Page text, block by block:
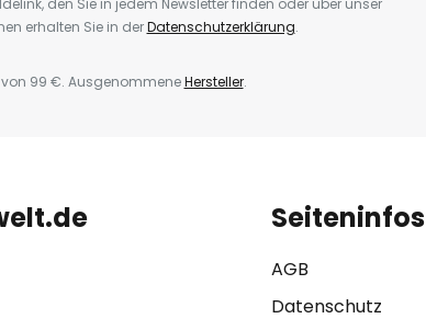
den Sie in jedem Newsletter finden oder über unser
erhalten Sie in derDatenschutzerklärung.
99 €. AusgenommeneHersteller.
Seiteninfos
AGB
Datenschutz